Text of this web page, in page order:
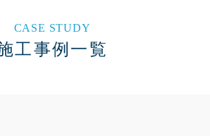
CASE STUDY
工事例一覧